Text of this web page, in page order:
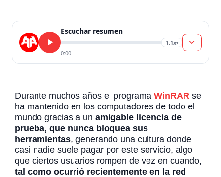
Escuchar resumen
1.1x▾
0:00
Durante muchos años el programa WinRAR se
ha mantenido en los computadores de todo el
mundo gracias a un amigable licencia de
prueba, que nunca bloquea sus
herramientas, generando una cultura donde
casi nadie suele pagar por este servicio, algo
que ciertos usuarios rompen de vez en cuando,
tal como ocurrió recientemente en la red